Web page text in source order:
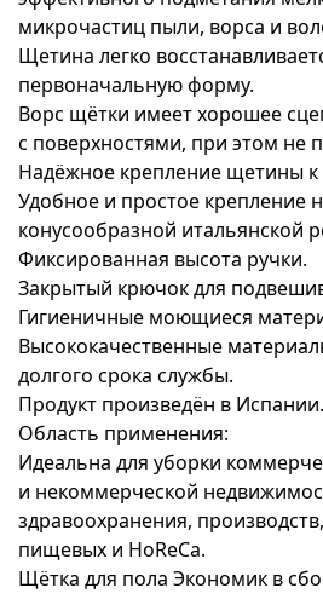
микрочастиц пыли, ворса и
Щетина легко
первоначальную форму.
Ворс щётки имеет хорошее
с поверхностями, при этом не
Надёжное крепление щетины к
Удобное и простое крепление
конусообразной итальянской
Фиксированная высота ручки.
Закрытый крючок для
Гигиеничные моющиеся
Высококачественные
долгого срока службы.
Продукт произведён в Испании.
Область применения:
Идеальна для уборки
и некоммерческой
здравоохранения,
пищевых и HoReCa.
Щётка для пола Экономик в